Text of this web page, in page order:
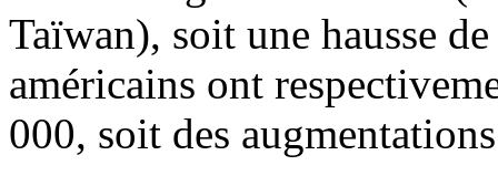
Taïwan), soit une hausse
américains ont
000, soit des